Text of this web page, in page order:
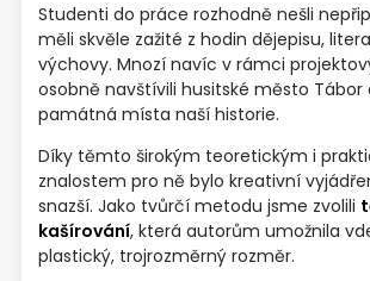
Studenti do práce rozhodně nešli
měli skvěle zažité z hodin dějepisu,
výchovy. Mnozí navíc v rámci
osobně navštívili husitské město Tábor
památná místa naší historie.
Díky těmto širokým teoretickým i
znalostem pro ně bylo kreativní
snazší. Jako tvůrčí metodu jsme zvolili
kašírování, která autorům umožnila
plastický, trojrozměrný rozměr.